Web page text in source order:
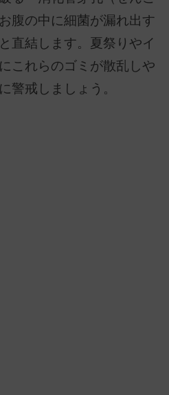
腹の中に細菌が漏れ出す
直結します。夏祭りやイ
これらのゴミが散乱しや
警戒しましょう。